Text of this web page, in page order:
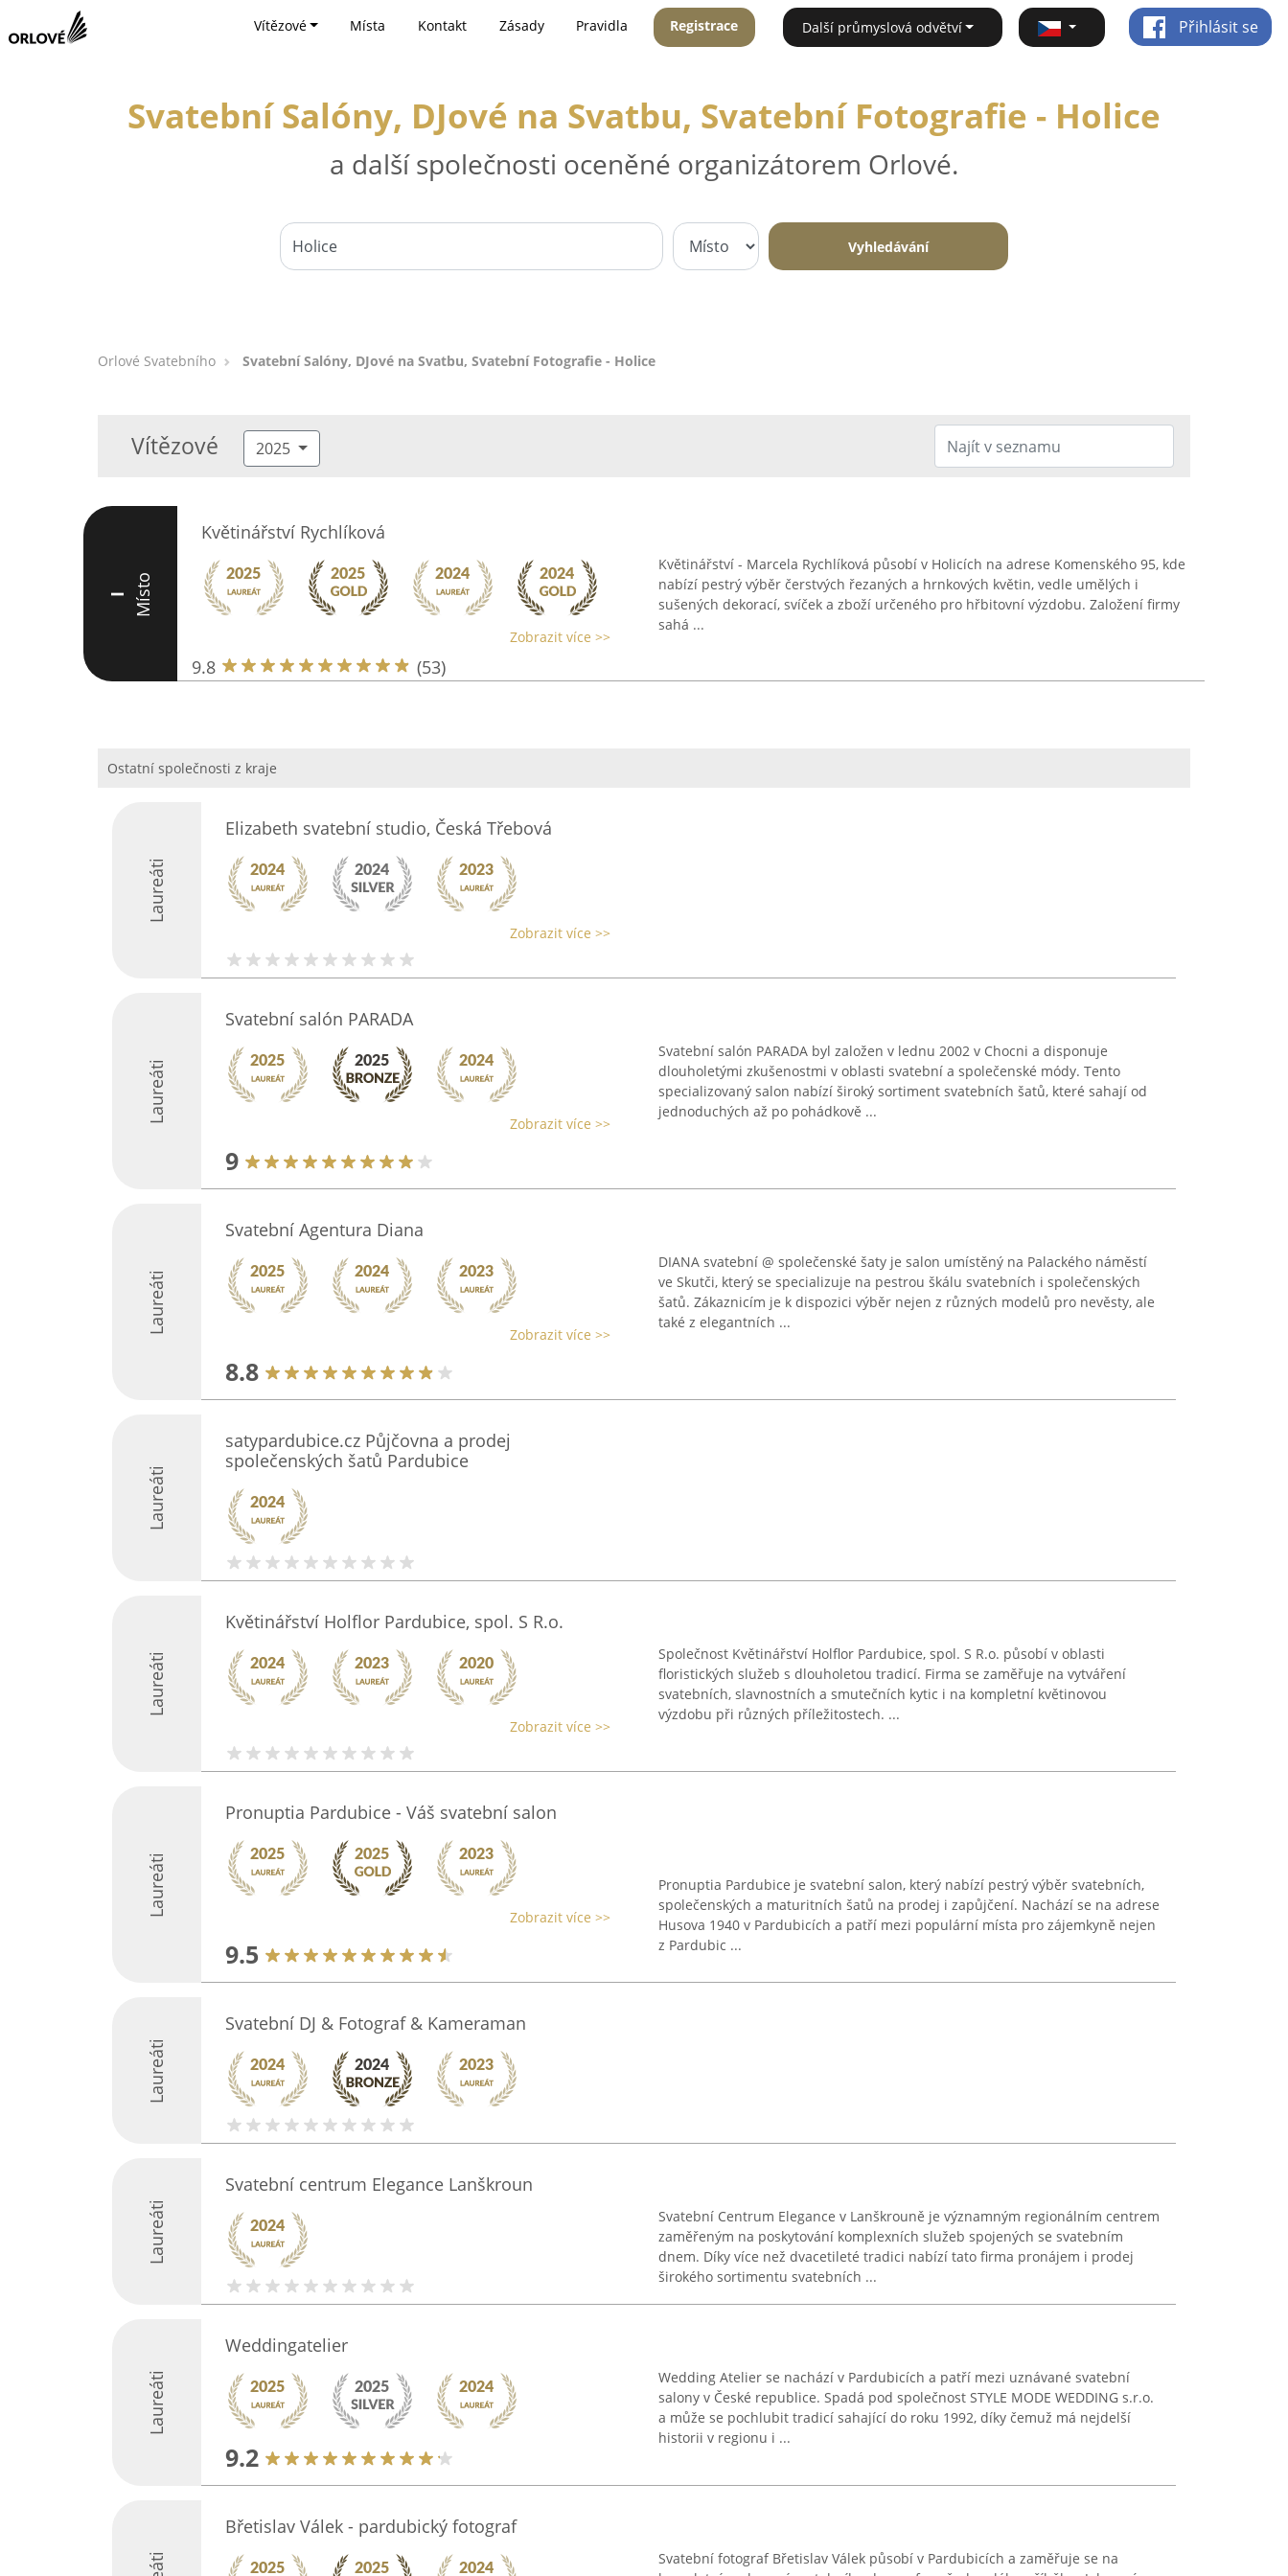
Vítězové Místa Kontakt Zásady Pravidla Registrace Další průmyslová odvětví Přihlásit se
Svatební Salóny, DJové na Svatbu, Svatební Fotografie - Holice
a další společnosti oceněné organizátorem Orlové.
Vyhledávání
Orlové Svatebního Svatební Salóny, DJové na Svatbu, Svatební Fotografie - Holice
Vítězové 2025
I Místo
Květinářství Rychlíková
Zobrazit více >>
9.8 (53)
Květinářství - Marcela Rychlíková působí v Holicích na adrese Komenského 95, kde
nabízí pestrý výběr čerstvých řezaných a hrnkových květin, vedle umělých i
sušených dekorací, svíček a zboží určeného pro hřbitovní výzdobu. Založení firmy
sahá ...
Ostatní společnosti z kraje
Laureáti
Elizabeth svatební studio, Česká Třebová
Zobrazit více >>
Laureáti
Svatební salón PARADA
Zobrazit více >>
9
Svatební salón PARADA byl založen v lednu 2002 v Chocni a disponuje
dlouholetými zkušenostmi v oblasti svatební a společenské módy. Tento
specializovaný salon nabízí široký sortiment svatebních šatů, které sahají od
jednoduchých až po pohádkově ...
Laureáti
Svatební Agentura Diana
Zobrazit více >>
8.8
DIANA svatební @ společenské šaty je salon umístěný na Palackého náměstí
ve Skutči, který se specializuje na pestrou škálu svatebních i společenských
šatů. Zákaznicím je k dispozici výběr nejen z různých modelů pro nevěsty, ale
také z elegantních ...
Laureáti
satypardubice.cz Půjčovna a prodej
společenských šatů Pardubice
Laureáti
Květinářství Holflor Pardubice, spol. S R.o.
Zobrazit více >>
Společnost Květinářství Holflor Pardubice, spol. S R.o. působí v oblasti
floristických služeb s dlouholetou tradicí. Firma se zaměřuje na vytváření
svatebních, slavnostních a smutečních kytic i na kompletní květinovou
výzdobu při různých příležitostech. ...
Laureáti
Pronuptia Pardubice - Váš svatební salon
Zobrazit více >>
9.5
Pronuptia Pardubice je svatební salon, který nabízí pestrý výběr svatebních,
společenských a maturitních šatů na prodej i zapůjčení. Nachází se na adrese
Husova 1940 v Pardubicích a patří mezi populární místa pro zájemkyně nejen
z Pardubic ...
Laureáti
Svatební DJ & Fotograf & Kameraman
Laureáti
Svatební centrum Elegance Lanškroun
Svatební Centrum Elegance v Lanškrouně je významným regionálním centrem
zaměřeným na poskytování komplexních služeb spojených se svatebním
dnem. Díky více než dvacetileté tradici nabízí tato firma pronájem i prodej
širokého sortimentu svatebních ...
Laureáti
Weddingatelier
9.2
Wedding Atelier se nachází v Pardubicích a patří mezi uznávané svatební
salony v České republice. Spadá pod společnost STYLE MODE WEDDING s.r.o.
a může se pochlubit tradicí sahající do roku 1992, díky čemuž má nejdelší
historii v regionu i ...
Břetislav Válek - pardubický fotograf
Svatební fotograf Břetislav Válek působí v Pardubicích a zaměřuje se na